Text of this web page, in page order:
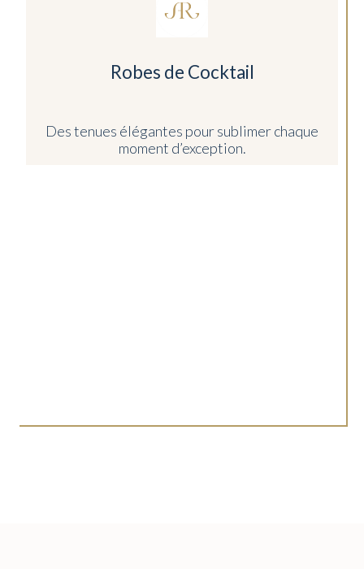
Robes de Cocktail
Des tenues élégantes pour sublimer chaque
moment d’exception.